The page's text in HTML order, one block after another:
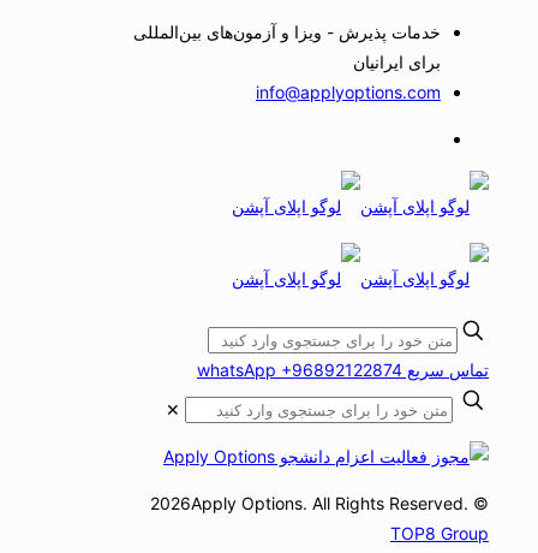
خدمات پذیرش - ویزا و آزمون‌های بین‌المللی
برای ایرانیان
info@applyoptions.com
تماس سریع whatsApp +96892122874
✕
© 2026Apply Options. All Rights Reserved.
TOP8 Group